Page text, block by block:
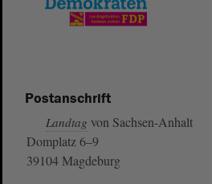
Postanschrift
Landtag von Sachsen-Anhalt
Domplatz 6–9
39104 Magdeburg